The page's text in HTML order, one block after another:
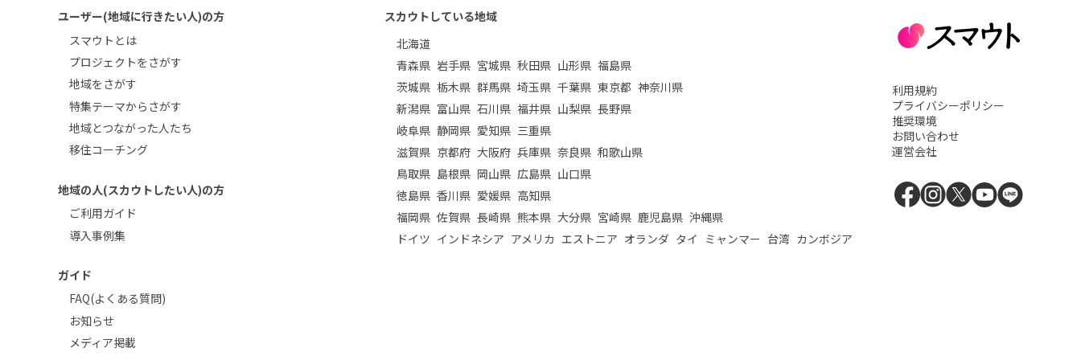
ユーザー(地域に行きたい人)の方
スマウトとは
プロジェクトをさがす
地域をさがす
特集テーマからさがす
地域とつながった人たち
移住コーチング
地域の人(スカウトしたい人)の方
ご利用ガイド
導入事例集
ガイド
FAQ(よくある質問)
お知らせ
メディア掲載
スカウトしている地域
北海道
青森県 岩手県 宮城県 秋田県 山形県 福島県
茨城県 栃木県 群馬県 埼玉県 千葉県 東京都 神奈川県
新潟県 富山県 石川県 福井県 山梨県 長野県
岐阜県 静岡県 愛知県 三重県
滋賀県 京都府 大阪府 兵庫県 奈良県 和歌山県
鳥取県 島根県 岡山県 広島県 山口県
徳島県 香川県 愛媛県 高知県
福岡県 佐賀県 長崎県 熊本県 大分県 宮崎県 鹿児島県 沖縄県
ドイツ インドネシア アメリカ エストニア オランダ タイ ミャンマー 台湾 カンボジア
利用規約
プライバシーポリシー
推奨環境
お問い合わせ
運営会社